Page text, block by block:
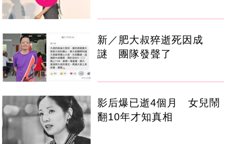
新／肥大叔猝逝死因成
謎 團隊發聲了
影后爆已逝4個月 女兒鬧
翻10年才知真相